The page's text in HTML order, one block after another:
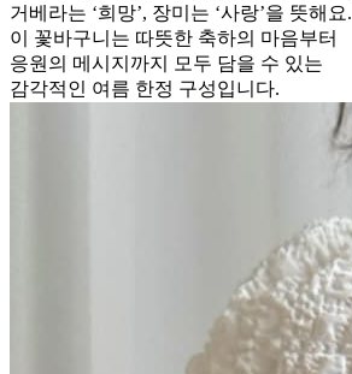
거베라는 ‘희망’, 장미는 ‘사랑’을 뜻해요.
이 꽃바구니는 따뜻한 축하의 마음부터
응원의 메시지까지 모두 담을 수 있는
감각적인 여름 한정 구성입니다.